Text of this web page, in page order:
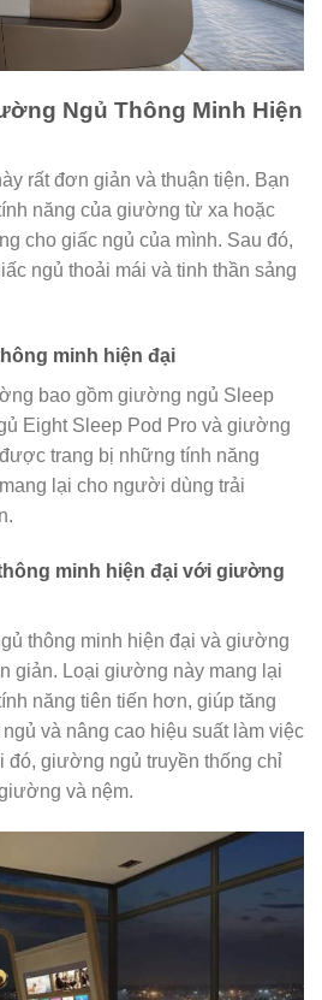
Ngủ Thông Minh Hiện
rất đơn giản và thuận tiện. Bạn
năng của giường từ xa hoặc
cho giấc ngủ của mình. Sau đó,
ngủ thoải mái và tinh thần sảng
minh hiện đại
bao gồm giường ngủ Sleep
Eight Sleep Pod Pro và giường
trang bị những tính năng
lại cho người dùng trải
minh hiện đại với giường
thông minh hiện đại và giường
giản. Loại giường này mang lại
năng tiên tiến hơn, giúp tăng
và nâng cao hiệu suất làm việc
đó, giường ngủ truyền thống chỉ
và nệm.